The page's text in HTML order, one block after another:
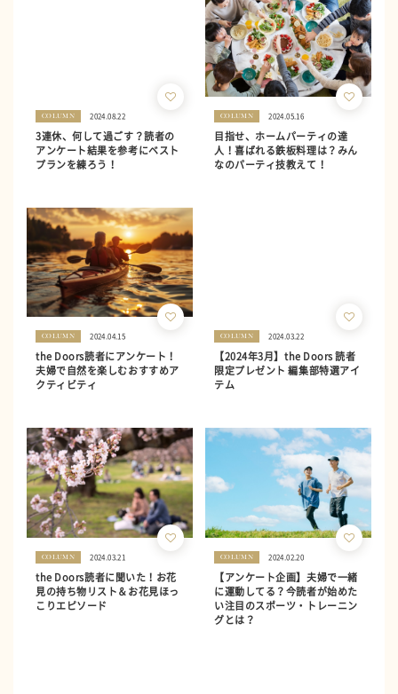
COLUMN 2024.08.22
3連休、何して過ごす？読者の
アンケート結果を参考にベスト
プランを練ろう！
COLUMN 2024.05.16
目指せ、ホームパーティの達
人！喜ばれる鉄板料理は？みん
なのパーティ技教えて！
COLUMN 2024.04.15
the Doors読者にアンケート！
夫婦で自然を楽しむおすすめア
クティビティ
COLUMN 2024.03.22
【2024年3月】the Doors 読者
限定プレゼント 編集部特選アイ
テム
COLUMN 2024.03.21
the Doors読者に聞いた！お花
見の持ち物リスト＆お花見ほっ
こりエピソード
COLUMN 2024.02.20
【アンケート企画】夫婦で一緒
に運動してる？今読者が始めた
い注目のスポーツ・トレーニン
グとは？